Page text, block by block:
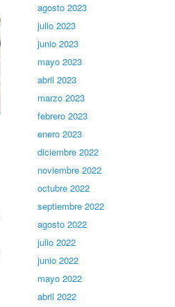
agosto 2023
julio 2023
junio 2023
mayo 2023
abril 2023
marzo 2023
febrero 2023
enero 2023
diciembre 2022
noviembre 2022
octubre 2022
septiembre 2022
agosto 2022
julio 2022
junio 2022
mayo 2022
abril 2022